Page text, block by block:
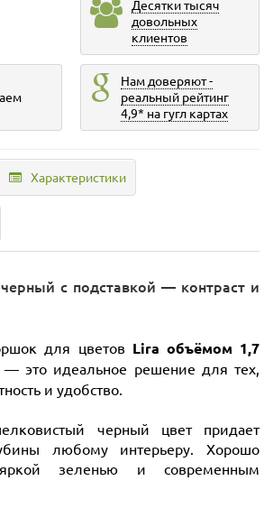
Десятки тысяч
довольных
клиентов
Нам доверяют -
реальный рейтинг
4,9* на гугл картах
Характеристики
с подставкой — контраст и
для цветов Lira объёмом 1,7
— это идеальное решение для тех,
и удобство.
черный цвет придает
любому интерьеру. Хорошо
зеленью и современным